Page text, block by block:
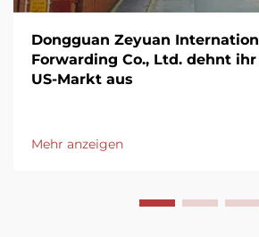
Dongguan Zeyuan
Forwarding Co., Ltd. dehnt
US-Markt aus
Mehr anzeigen